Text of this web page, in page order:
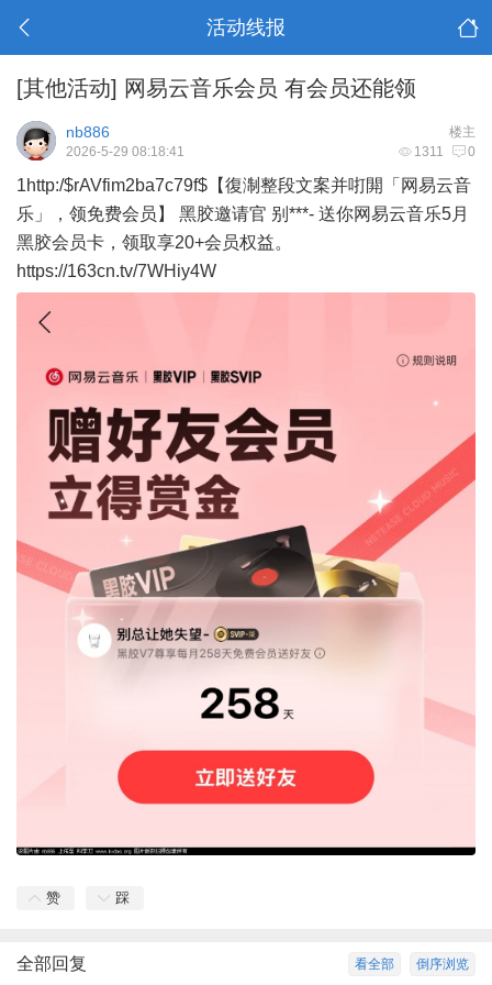
活动线报
[其他活动] 网易云音乐会员 有会员还能领
楼主
nb886
1311 0
2026-5-29 08:18:41
1http:/$rAVfim2ba7c79f$【復淛整段文案并咑閞「网易云音
乐」，领免费会员】 黑胶邀请官 别***- 送你网易云音乐5月
黑胶会员卡，领取享20+会员权益。
https://163cn.tv/7WHiy4W
赞 踩
倒序浏览
看全部
全部回复